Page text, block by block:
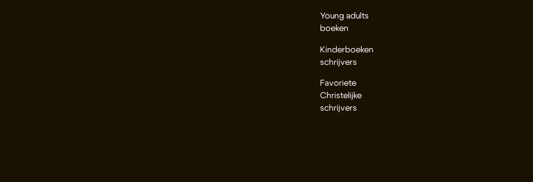
Young adults
boeken
Kinderboeken
schrijvers
Favoriete
Christelijke
schrijvers